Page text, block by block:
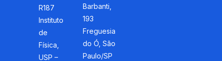
R187
Instituto
de
Física,
USP –
Barbanti,
193
Freguesia
do Ó, São
Paulo/SP